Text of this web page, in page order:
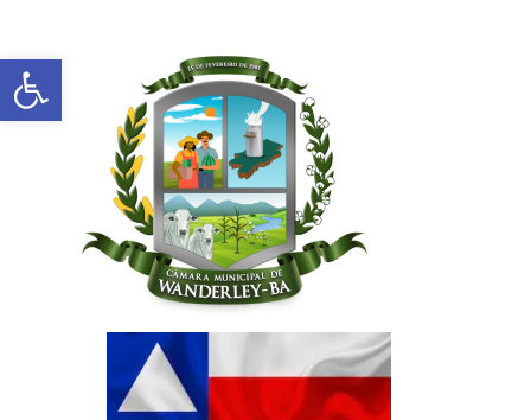
Abrir a barra de ferramentas